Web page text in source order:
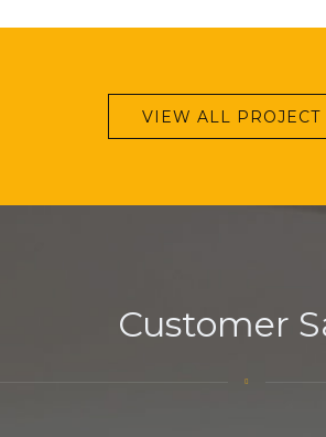
VIEW ALL PROJECT
Customer